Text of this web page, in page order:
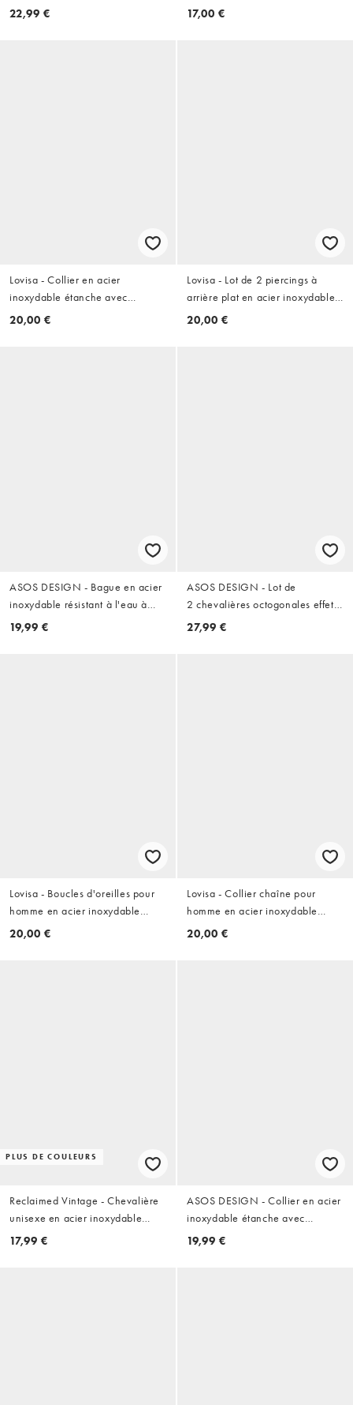
pendentif pièce gravée - Argenté
22,99 € inoxydable étanche - Multicolore
17,00 €
Lovisa - Collier en acier
inoxydable étanche avec
pendentif plaque - Argenté
20,00 €
Lovisa - Lot de 2 piercings à
arrière plat en acier inoxydable
étanche avec revêtement noir -
20,00 €
ASOS DESIGN - Bague en acier
inoxydable résistant à l'eau à
motif étoile - Argenté
19,99 €
ASOS DESIGN - Lot de
2 chevalières octogonales effet
brossé en acier inoxydable
27,99 €
Lovisa - Boucles d'oreilles pour
homme en acier inoxydable
étanche avec zircons cubiques
20,00 €
Lovisa - Collier chaîne pour
homme en acier inoxydable
étanche avec pendentif croix
20,00 €
PLUS DE COULEURS
Reclaimed Vintage - Chevalière
unisexe en acier inoxydable
étanche - Argenté
17,99 €
ASOS DESIGN - Collier en acier
inoxydable étanche avec
pendentif étoile ajustable -
19,99 €